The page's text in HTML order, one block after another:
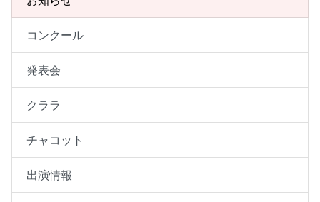
コンクール
発表会
クララ
チャコット
出演情報